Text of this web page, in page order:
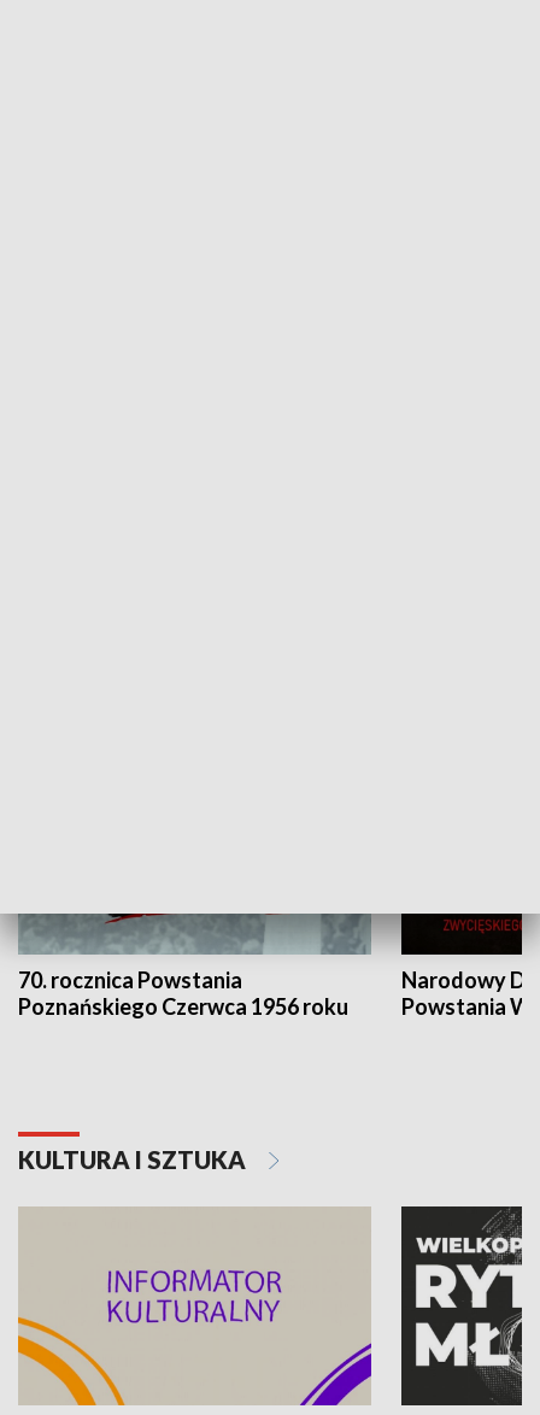
70. rocznica Powstania
Poznańskiego Czerwca 1956 roku
Narodowy
Powstania
KULTURA I SZTUKA